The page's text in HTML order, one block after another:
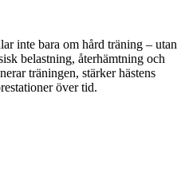
inte bara om hård träning – utan
belastning, återhämtning och
träningen, stärker hästens
över tid.